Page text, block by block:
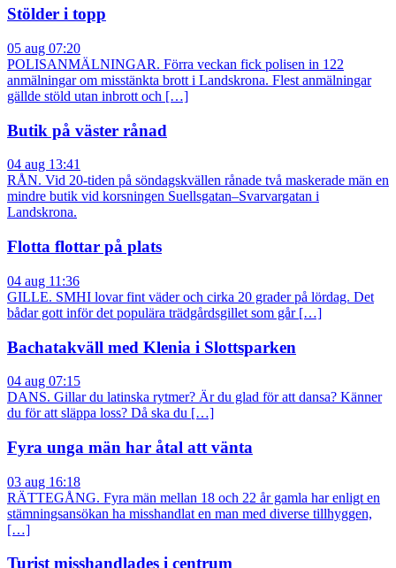
Stölder i topp
05 aug 07:20
POLISANMÄLNINGAR. Förra veckan fick polisen in 122
anmälningar om misstänkta brott i Landskrona. Flest anmälningar
gällde stöld utan inbrott och […]
Butik på väster rånad
04 aug 13:41
RÅN. Vid 20-tiden på söndagskvällen rånade två maskerade män en
mindre butik vid korsningen Suellsgatan–Svarvargatan i
Landskrona.
Flotta flottar på plats
04 aug 11:36
GILLE. SMHI lovar fint väder och cirka 20 grader på lördag. Det
bådar gott inför det populära trädgårdsgillet som går […]
Bachatakväll med Klenia i Slottsparken
04 aug 07:15
DANS. Gillar du latinska rytmer? Är du glad för att dansa? Känner
du för att släppa loss? Då ska du […]
Fyra unga män har åtal att vänta
03 aug 16:18
RÄTTEGÅNG. Fyra män mellan 18 och 22 år gamla har enligt en
stämningsansökan ha misshandlat en man med diverse tillhyggen,
[…]
Turist misshandlades i centrum